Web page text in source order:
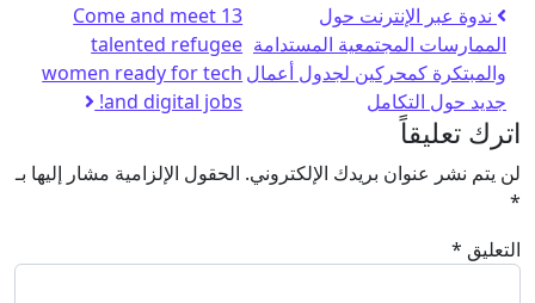
ندوة عبر الإنترنت حول
الممارسات المجتمعية المستدامة
والمبتكرة كمحركين لجدول أعمال
جديد حول التكامل
Come and meet 13
talented refugee
women ready for tech
and digital jobs!
اترك تعليقاً
لن يتم نشر عنوان بريدك الإلكتروني. الحقول الإلزامية مشار إليها بـ
*
التعليق *